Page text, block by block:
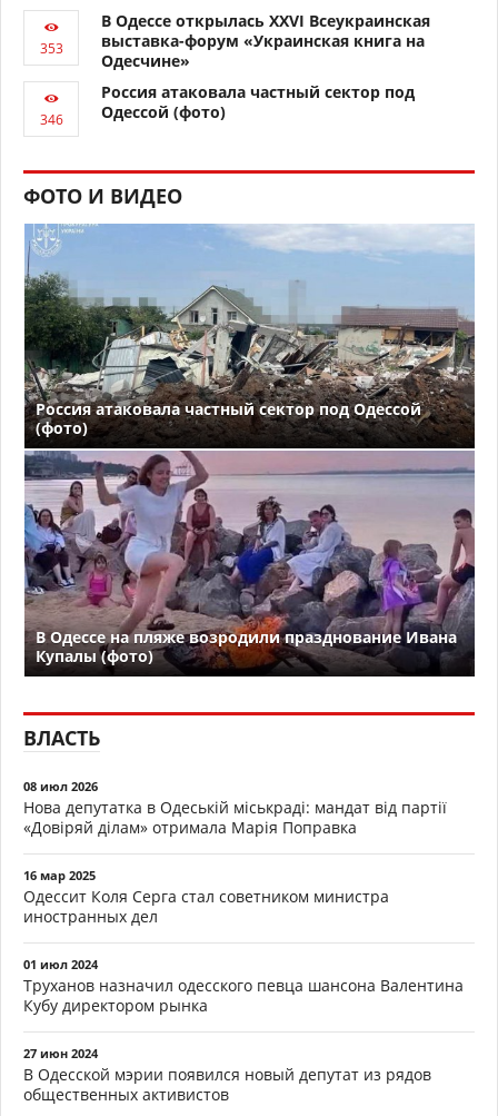
В Одессе открылась XXVI Всеукраинская
выставка-форум «Украинская книга на
Одесчине»
Россия атаковала частный сектор под
Одессой (фото)
ФОТО И ВИДЕО
Россия атаковала частный сектор под Одессой
(фото)
В Одессе на пляже возродили празднование Ивана
Купалы (фото)
ВЛАСТЬ
08 июл 2026
Нова депутатка в Одеській міськраді: мандат від партії
«Довіряй ділам» отримала Марія Поправка
16 мар 2025
Одессит Коля Серга стал советником министра
иностранных дел
01 июл 2024
Труханов назначил одесского певца шансона Валентина
Кубу директором рынка
27 июн 2024
В Одесской мэрии появился новый депутат из рядов
общественных активистов